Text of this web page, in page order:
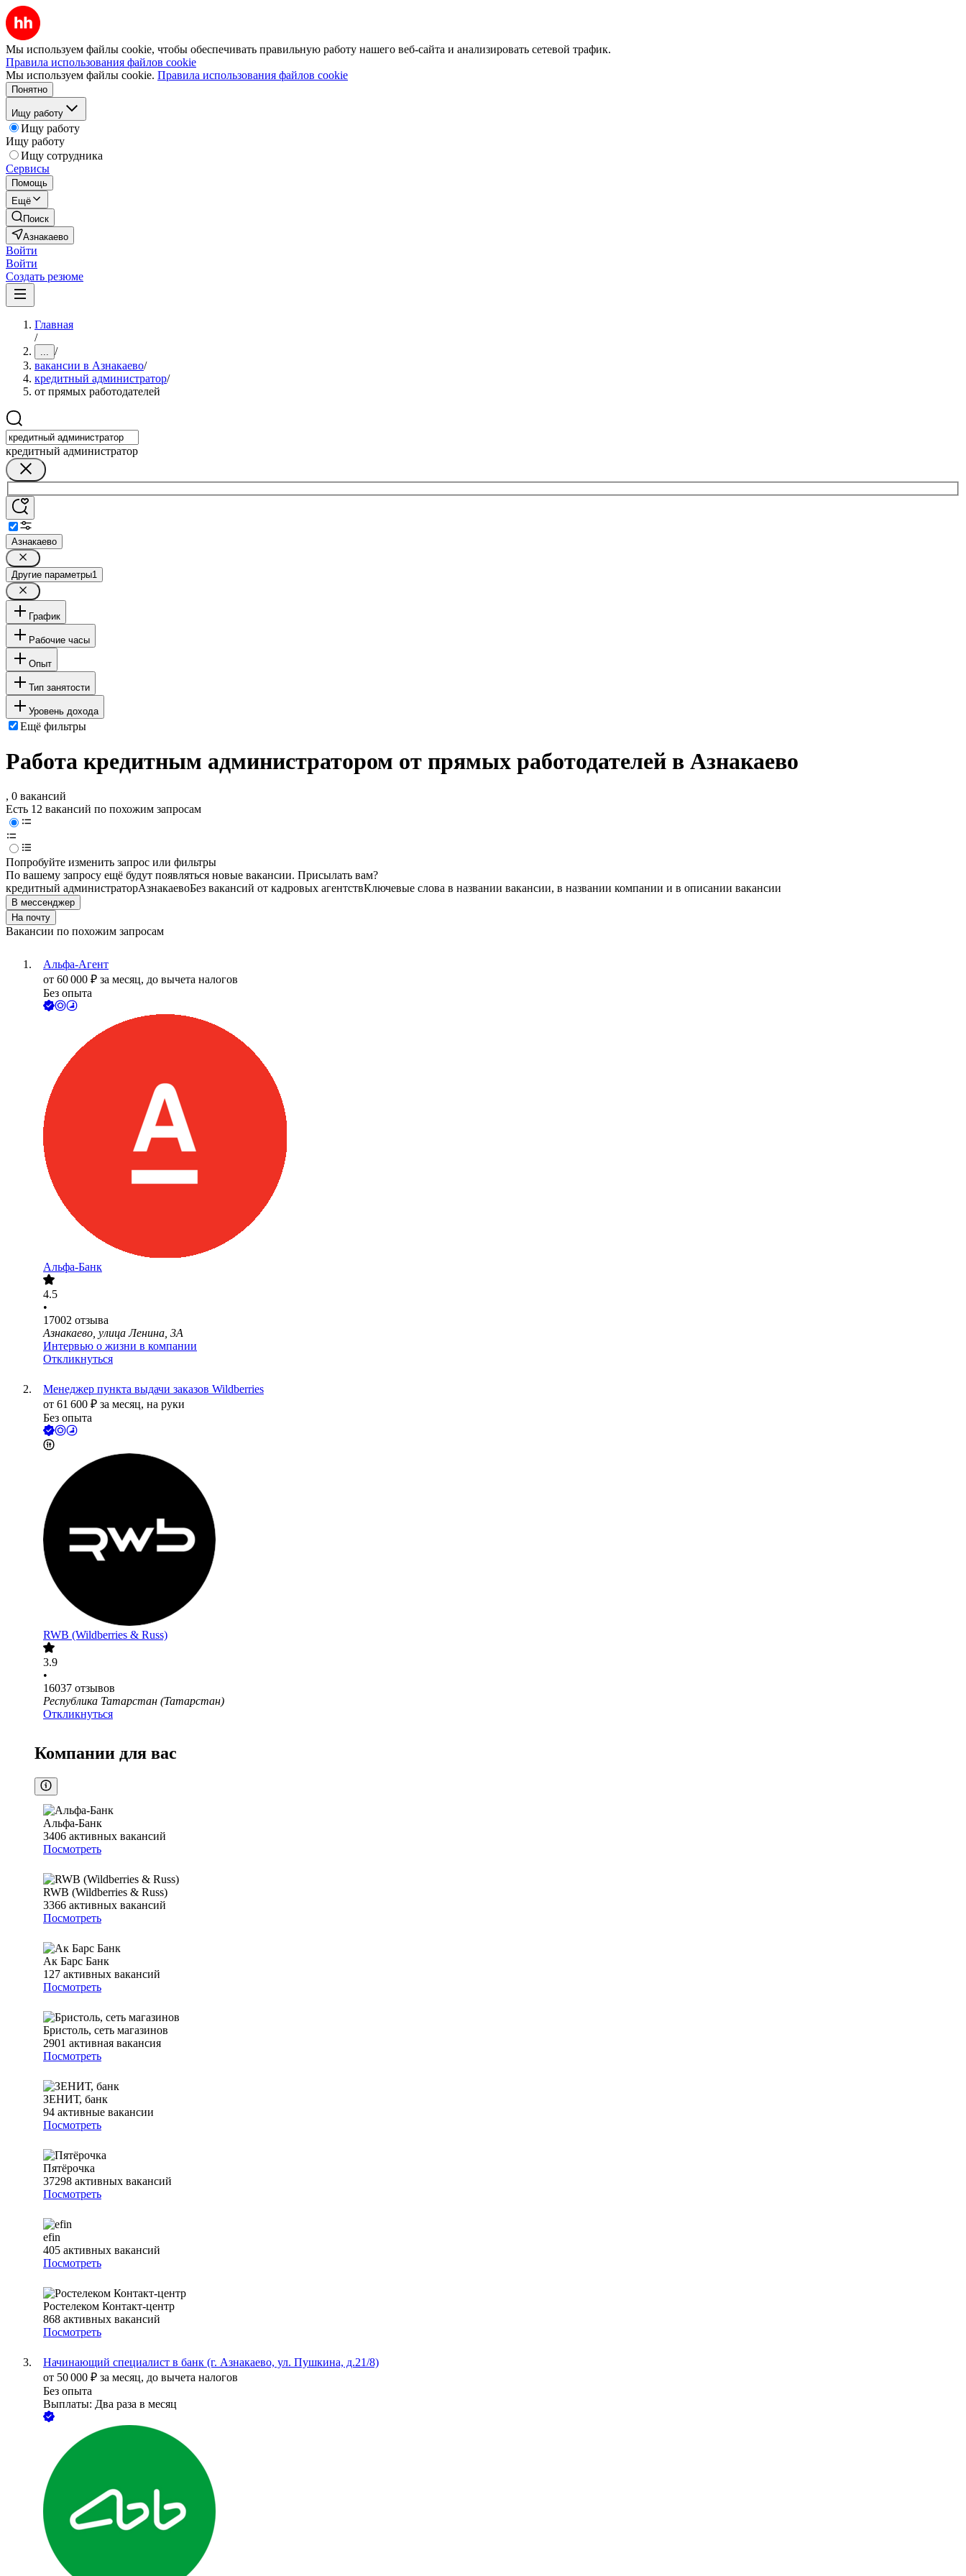
Мы используем файлы cookie, чтобы обеспечивать правильную работу нашего веб-сайта и анализировать сетевой трафик.
Правила использования файлов cookie
Мы используем файлы cookie. Правила использования файлов cookie
Понятно
Ищу работу
Ищу работу
Ищу работу
Ищу сотрудника
Сервисы
Помощь
Ещё
Поиск
Азнакаево
Войти
Войти
Создать резюме
Главная
/
... /
вакансии в Азнакаево/
кредитный администратор/
от прямых работодателей
кредитный администратор
Азнакаево
Другие параметры1
График
Рабочие часы
Опыт
Тип занятости
Уровень дохода
Ещё фильтры
Работа кредитным администратором от прямых работодателей в Азнакаево
, 0 вакансий
Есть 12 вакансий по похожим запросам
Попробуйте изменить запрос или фильтры
По вашему запросу ещё будут появляться новые вакансии. Присылать вам?
кредитный администраторАзнакаевоБез вакансий от кадровых агентствКлючевые слова в названии вакансии, в названии компании и в описании вакансии
В мессенджер
На почту
Вакансии по похожим запросам
Альфа-Агент
от 60 000 ₽ за месяц, до вычета налогов
Без опыта
Альфа-Банк
4.5
•
17002 отзыва
Азнакаево, улица Ленина, 3А
Интервью о жизни в компании
Откликнуться
Менеджер пункта выдачи заказов Wildberries
от 61 600 ₽ за месяц, на руки
Без опыта
RWB (Wildberries & Russ)
3.9
•
16037 отзывов
Республика Татарстан (Татарстан)
Откликнуться
Компании для вас
Альфа-Банк
3406 активных вакансий
Посмотреть
RWB (Wildberries & Russ)
3366 активных вакансий
Посмотреть
Ак Барс Банк
127 активных вакансий
Посмотреть
Бристоль, сеть магазинов
2901 активная вакансия
Посмотреть
ЗЕНИТ, банк
94 активные вакансии
Посмотреть
Пятёрочка
37298 активных вакансий
Посмотреть
efin
405 активных вакансий
Посмотреть
Ростелеком Контакт-центр
868 активных вакансий
Посмотреть
Начинающий специалист в банк (г. Азнакаево, ул. Пушкина, д.21/8)
от 50 000 ₽ за месяц, до вычета налогов
Без опыта
Выплаты: Два раза в месяц